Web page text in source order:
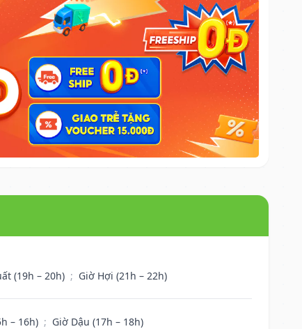
(19h – 20h) ; Giờ Hợi (21h – 22h)
– 16h) ; Giờ Dậu (17h – 18h)